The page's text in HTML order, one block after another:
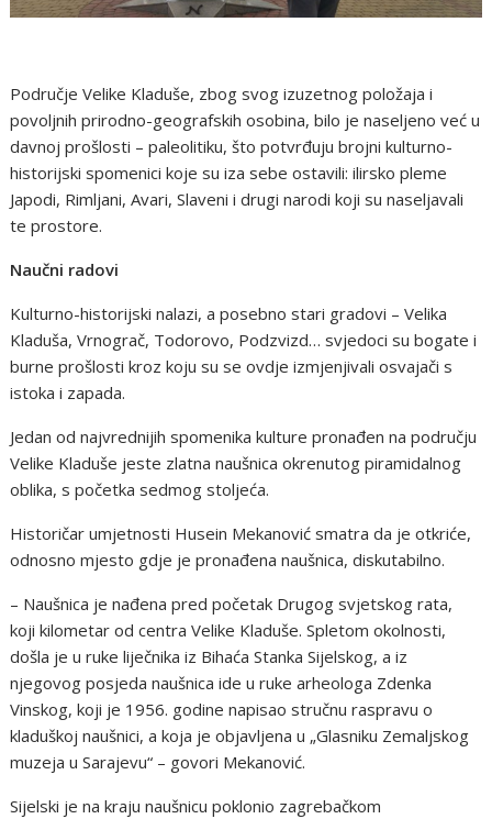
Područje Velike Kladuše, zbog svog izuzetnog položaja i
povoljnih prirodno-geografskih osobina, bilo je naseljeno već u
davnoj prošlosti – paleolitiku, što potvrđuju brojni kulturno-
historijski spomenici koje su iza sebe ostavili: ilirsko pleme
Japodi, Rimljani, Avari, Slaveni i drugi narodi koji su naseljavali
te prostore.
Naučni radovi
Kulturno-historijski nalazi, a posebno stari gradovi – Velika
Kladuša, Vrnograč, Todorovo, Podzvizd… svjedoci su bogate i
burne prošlosti kroz koju su se ovdje izmjenjivali osvajači s
istoka i zapada.
Jedan od najvrednijih spomenika kulture pronađen na području
Velike Kladuše jeste zlatna naušnica okrenutog piramidalnog
oblika, s početka sedmog stoljeća.
Historičar umjetnosti Husein Mekanović smatra da je otkriće,
odnosno mjesto gdje je pronađena naušnica, diskutabilno.
– Naušnica je nađena pred početak Drugog svjetskog rata,
koji kilometar od centra Velike Kladuše. Spletom okolnosti,
došla je u ruke liječnika iz Bihaća Stanka Sijelskog, a iz
njegovog posjeda naušnica ide u ruke arheologa Zdenka
Vinskog, koji je 1956. godine napisao stručnu raspravu o
kladuškoj naušnici, a koja je objavljena u „Glasniku Zemaljskog
muzeja u Sarajevu“ – govori Mekanović.
Sijelski je na kraju naušnicu poklonio zagrebačkom